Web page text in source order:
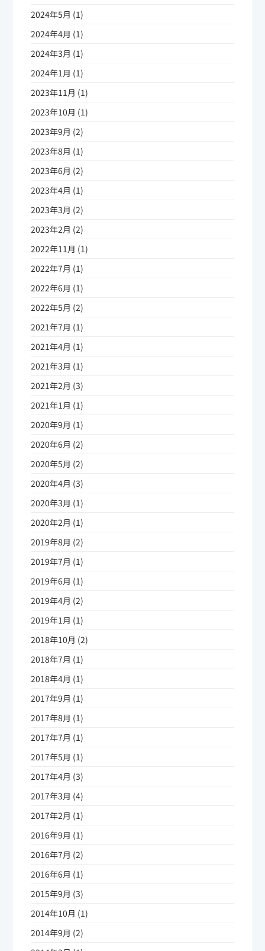
2024年5月 (1)
2024年4月 (1)
2024年3月 (1)
2024年1月 (1)
2023年11月 (1)
2023年10月 (1)
2023年9月 (2)
2023年8月 (1)
2023年6月 (2)
2023年4月 (1)
2023年3月 (2)
2023年2月 (2)
2022年11月 (1)
2022年7月 (1)
2022年6月 (1)
2022年5月 (2)
2021年7月 (1)
2021年4月 (1)
2021年3月 (1)
2021年2月 (3)
2021年1月 (1)
2020年9月 (1)
2020年6月 (2)
2020年5月 (2)
2020年4月 (3)
2020年3月 (1)
2020年2月 (1)
2019年8月 (2)
2019年7月 (1)
2019年6月 (1)
2019年4月 (2)
2019年1月 (1)
2018年10月 (2)
2018年7月 (1)
2018年4月 (1)
2017年9月 (1)
2017年8月 (1)
2017年7月 (1)
2017年5月 (1)
2017年4月 (3)
2017年3月 (4)
2017年2月 (1)
2016年9月 (1)
2016年7月 (2)
2016年6月 (1)
2015年9月 (3)
2014年10月 (1)
2014年9月 (2)